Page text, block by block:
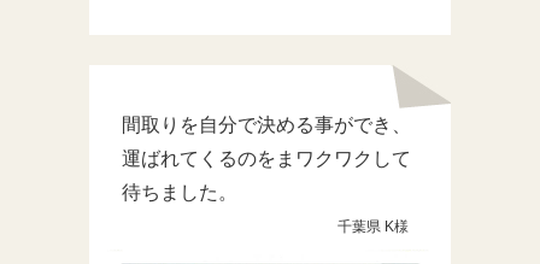
間取りを自分で決める事ができ、
運ばれてくるのをまワクワクして
待ちました。
千葉県 K様